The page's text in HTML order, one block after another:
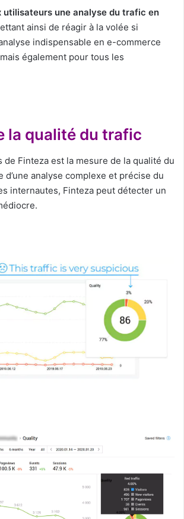
utilisateurs une analyse du trafic en
ainsi de réagir à la volée si
indispensable en e-commerce
également pour tous les
la qualité du trafic
de Finteza est la mesure de la qualité du
d’une analyse complexe et précise du
internautes, Finteza peut détecter un